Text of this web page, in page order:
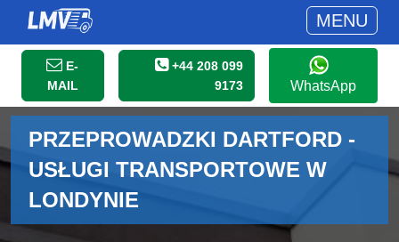
MENU
E-
MAIL
+44 208 099
9173
WhatsApp
PRZEPROWADZKI DARTFORD -
USŁUGI TRANSPORTOWE W
LONDYNIE